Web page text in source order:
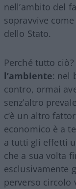
nell’ambito del
sopravvive
dello Stato.
Perché tutto
l’ambiente: nel
contro, ormai
senz’altro
c’è un altro
economico è a
a tutti gli effetti
che a sua volta
esclusivamente
perverso circolo